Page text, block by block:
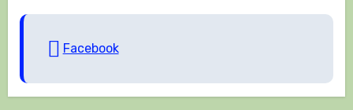
Facebook